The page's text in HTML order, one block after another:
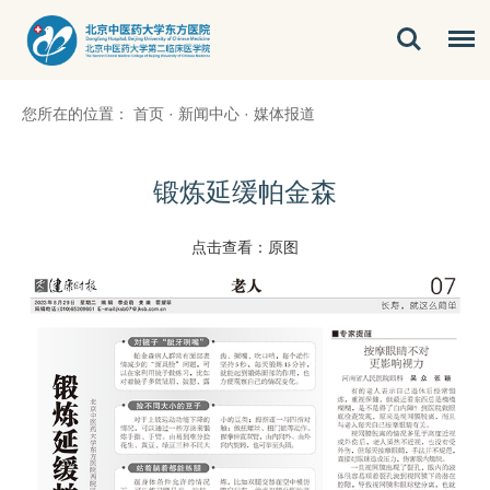
您所在的位置： 首页 · 新闻中心 · 媒体报道
锻炼延缓帕金森
点击查看： 原图